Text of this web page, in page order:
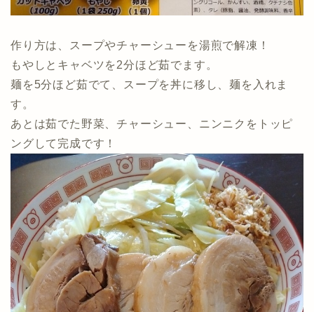
作り方は、スープやチャーシューを湯煎で解凍！
もやしとキャベツを2分ほど茹でます。
麺を5分ほど茹でて、スープを丼に移し、麺を入れま
す。
あとは茹でた野菜、チャーシュー、ニンニクをトッピ
ングして完成です！